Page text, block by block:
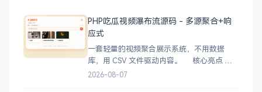
PHP吃瓜视频瀑布流源码 - 多源聚合+响
应式
一套轻量的视频聚合展示系统，不用数据
库，用 CSV 文件驱动内容。 核心亮点
CSV 驱动：不用配数据库，编
2026-08-07